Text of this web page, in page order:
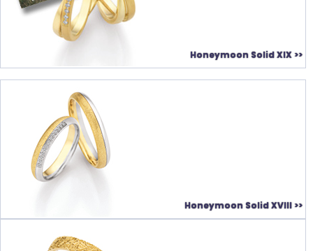
Honeymoon Solid XIX >>
Honeymoon Solid XVIII >>